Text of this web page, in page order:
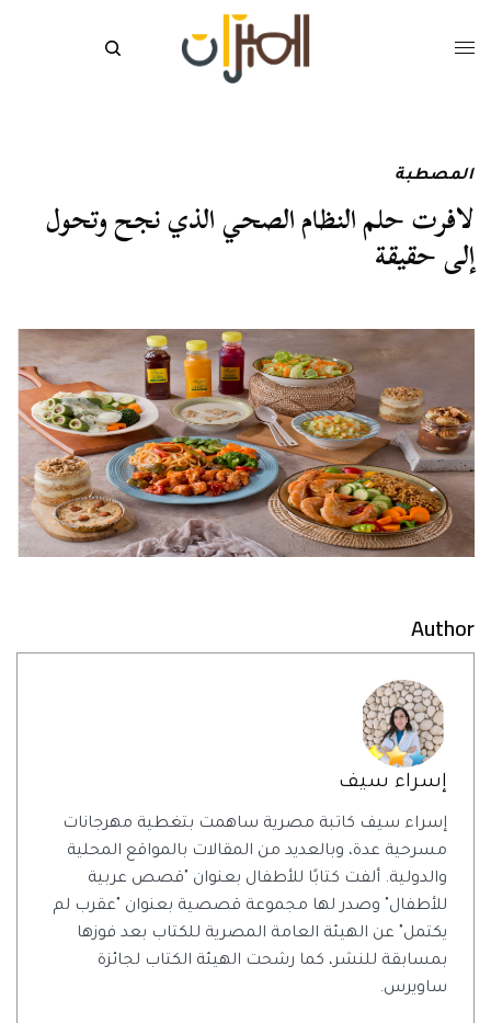
المصطبة
لافرت حلم النظام الصحي الذي نجح وتحول
إلى حقيقة
Author
إسراء سيف
إسراء سيف كاتبة مصرية ساهمت بتغطية مهرجانات
مسرحية عدة، وبالعديد من المقالات بالمواقع المحلية
والدولية. ألفت كتابًا للأطفال بعنوان "قصص عربية
للأطفال" وصدر لها مجموعة قصصية بعنوان "عقرب لم
يكتمل" عن الهيئة العامة المصرية للكتاب بعد فوزها
بمسابقة للنشر، كما رشحت الهيئة الكتاب لجائزة
ساويرس.